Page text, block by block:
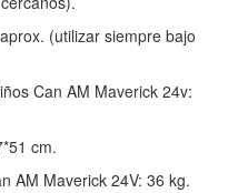
(utilizar siempre bajo
Can AM Maverick 24v:
cm.
AM Maverick 24V: 36 kg.